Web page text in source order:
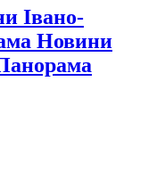
Івано-
Новини